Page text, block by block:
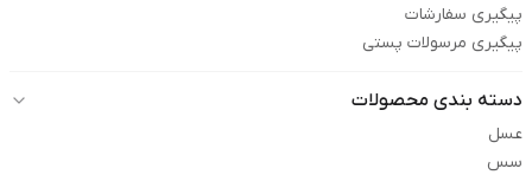
پیگیری سفارشات
پیگیری مرسولات پستی
دسته بندی محصولات
عسل
سس